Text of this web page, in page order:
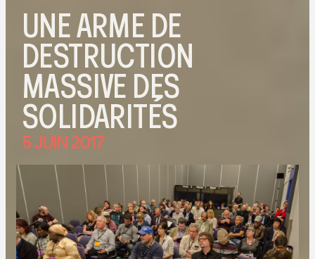
UNE ARME DE
DESTRUCTION
MASSIVE DES
SOLIDARITÉS
5 JUIN 2017